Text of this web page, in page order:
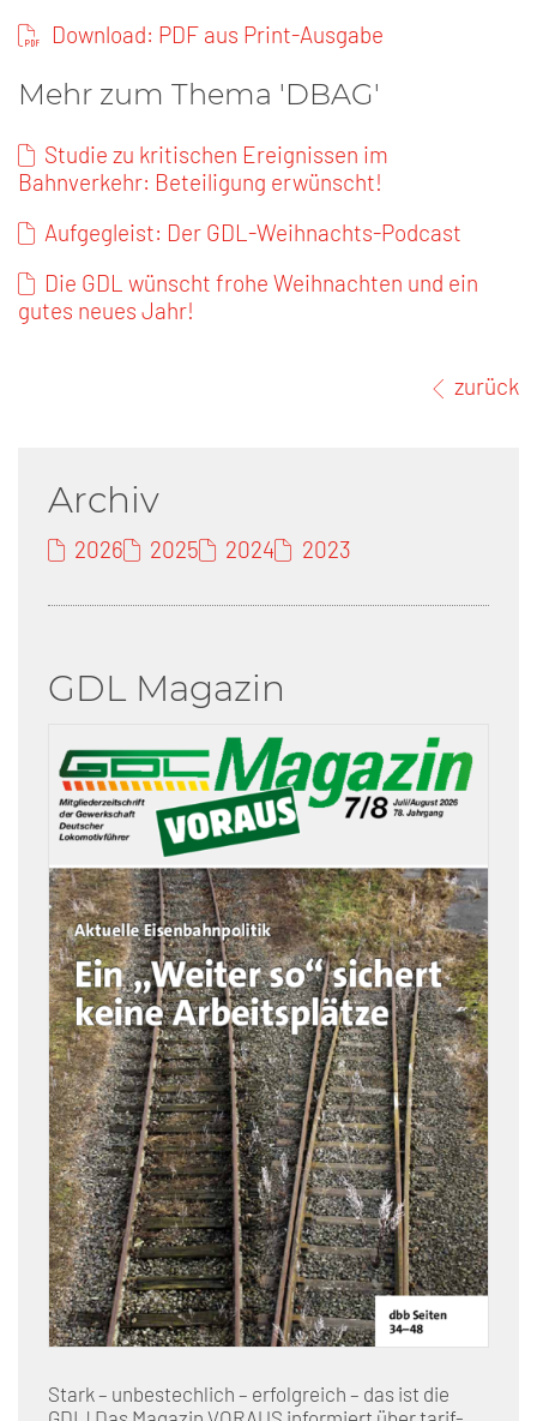
Download: PDF aus Print-Ausgabe
Mehr zum Thema 'DBAG'
Studie zu kritischen Ereignissen im
Bahnverkehr: Beteiligung erwünscht!
Aufgegleist: Der GDL-Weihnachts-Podcast
Die GDL wünscht frohe Weihnachten und ein
gutes neues Jahr!
zurück
Archiv
2026 2025 2024 2023
GDL Magazin
Stark – unbestechlich – erfolgreich – das ist die